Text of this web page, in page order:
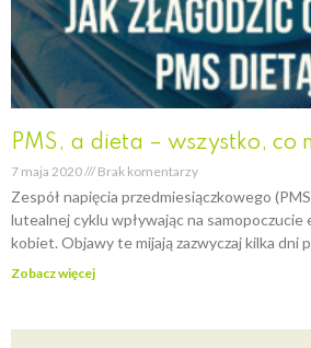
PMS, a dieta – wszystko, co
7 maja 2020 Brak komentarzy
Zespół napięcia przedmiesiączkowego
lutealnej cyklu wpływając na samopoczucie
kobiet. Objawy te mijają zazwyczaj kilka dni
Zobacz więcej